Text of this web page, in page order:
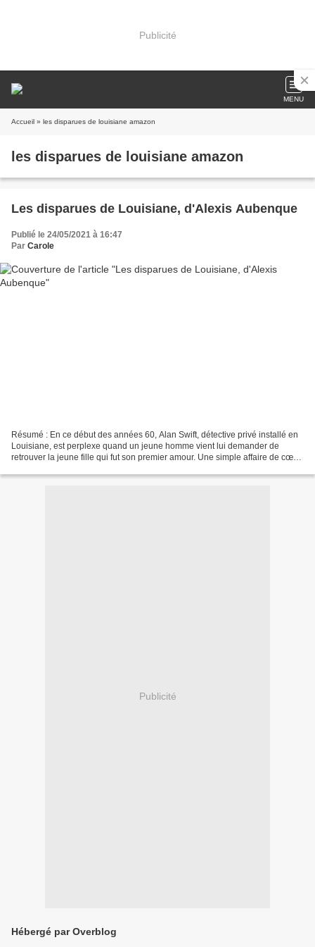
Publicité
MENU
Accueil » les disparues de louisiane amazon
les disparues de louisiane amazon
Les disparues de Louisiane, d'Alexis Aubenque
Publié le 24/05/2021 à 16:47
Par Carole
Résumé : En ce début des années 60, Alan Swift, détective privé installé en
Louisiane, est perplexe quand un jeune homme vient lui demander de
retrouver la jeune fille qui fut son premier amour. Une simple affaire de cœur
Publicité
Hébergé par Overblog